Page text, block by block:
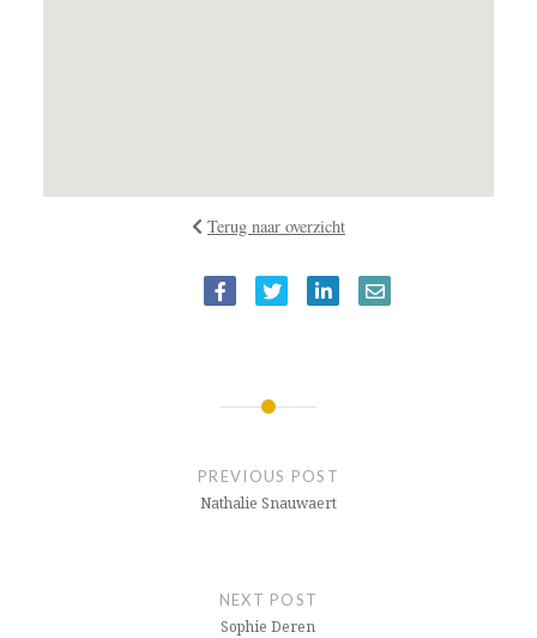
Terug naar overzicht
BERICHTNAVIGATIE
PREVIOUS POST
Nathalie Snauwaert
NEXT POST
Sophie Deren